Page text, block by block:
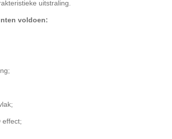
uitstraling.
voldoen:
effect;